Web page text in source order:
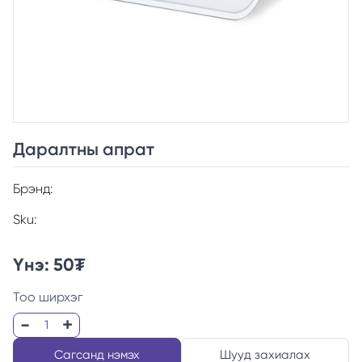
Даралтны апрат
Брэнд:
Sku:
Үнэ: 50₮
Тоо ширхэг
Сагсанд нэмэх Шууд захиалах